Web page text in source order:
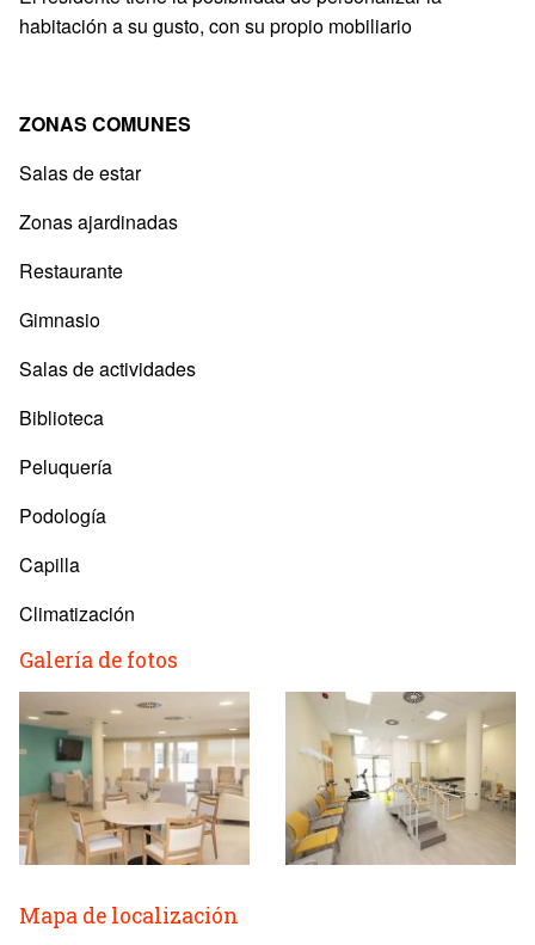
habitación a su gusto, con su propio mobiliario
ZONAS COMUNES
Salas de estar
Zonas ajardinadas
Restaurante
Gimnasio
Salas de actividades
Biblioteca
Peluquería
Podología
Capilla
Climatización
Galería de fotos
Mapa de localización